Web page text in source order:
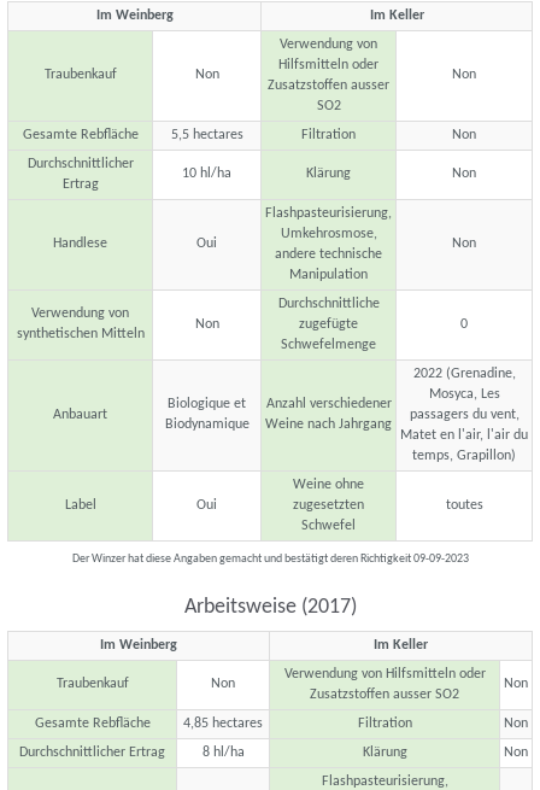
Im Weinberg Im Keller
Traubenkauf Non
Verwendung von
Hilfsmitteln oder
Zusatzstoffen ausser
SO2
Non
Gesamte Rebfläche 5,5 hectares Filtration
Non
Durchschnittlicher
Ertrag
10 hl/ha Klärung Non
Handlese Oui
Flashpasteurisierung,
Umkehrosmose,
andere technische
Manipulation
Non
Verwendung von
synthetischen Mitteln
Non
Durchschnittliche
zugefügte
Schwefelmenge
0
Anbauart
Biologique et
Biodynamique
Anzahl verschiedener
Weine nach Jahrgang
2022 (Grenadine,
Mosyca, Les
passagers du vent,
Matet en l'air, l'air du
temps, Grapillon)
Label Oui
Weine ohne
zugesetzten
Schwefel
toutes
Der Winzer hat diese Angaben gemacht und bestätigt deren Richtigkeit 09-09-2023
Arbeitsweise (2017)
Im Weinberg Im Keller
Traubenkauf Non
Verwendung von Hilfsmitteln oder
Zusatzstoffen ausser SO2
Non
Gesamte Rebfläche 4,85 hectares Filtration
Non
Durchschnittlicher Ertrag
8 hl/ha Klärung Non
Flashpasteurisierung,